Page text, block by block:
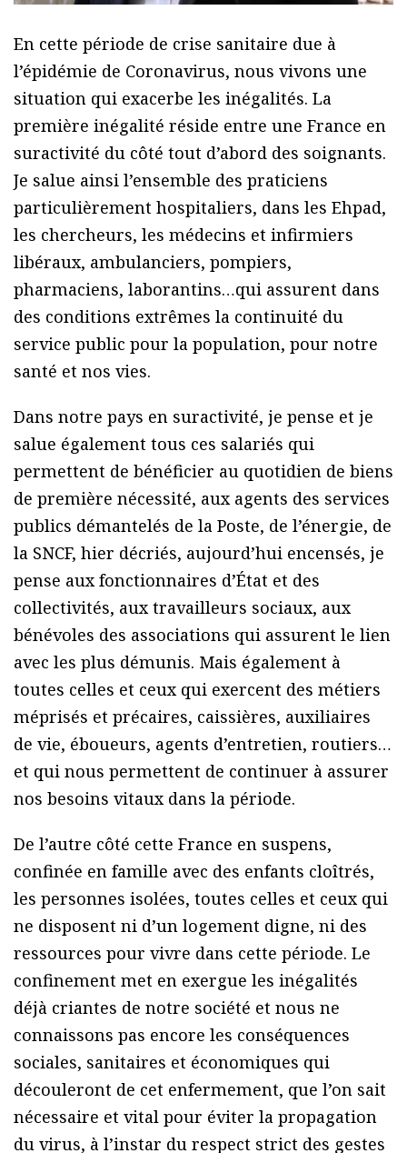
En cette période de crise sanitaire due à
l’épidémie de Coronavirus, nous vivons une
situation qui exacerbe les inégalités. La
première inégalité réside entre une France en
suractivité du côté tout d’abord des soignants.
Je salue ainsi l’ensemble des praticiens
particulièrement hospitaliers, dans les Ehpad,
les chercheurs, les médecins et infirmiers
libéraux, ambulanciers, pompiers,
pharmaciens, laborantins…qui assurent dans
des conditions extrêmes la continuité du
service public pour la population, pour notre
santé et nos vies.
Dans notre pays en suractivité, je pense et je
salue également tous ces salariés qui
permettent de bénéficier au quotidien de biens
de première nécessité, aux agents des services
publics démantelés de la Poste, de l’énergie, de
la SNCF, hier décriés, aujourd’hui encensés, je
pense aux fonctionnaires d’État et des
collectivités, aux travailleurs sociaux, aux
bénévoles des associations qui assurent le lien
avec les plus démunis. Mais également à
toutes celles et ceux qui exercent des métiers
méprisés et précaires, caissières, auxiliaires
de vie, éboueurs, agents d’entretien, routiers…
et qui nous permettent de continuer à assurer
nos besoins vitaux dans la période.
De l’autre côté cette France en suspens,
confinée en famille avec des enfants cloîtrés,
les personnes isolées, toutes celles et ceux qui
ne disposent ni d’un logement digne, ni des
ressources pour vivre dans cette période. Le
confinement met en exergue les inégalités
déjà criantes de notre société et nous ne
connaissons pas encore les conséquences
sociales, sanitaires et économiques qui
découleront de cet enfermement, que l’on sait
nécessaire et vital pour éviter la propagation
du virus, à l’instar du respect strict des gestes